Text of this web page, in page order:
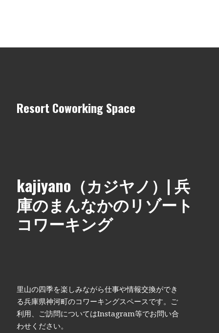
Resort Coworking Space
kajiyano（カジヤノ）| 兵
庫のまんなかのリゾート
コワーキング
里山の四季を楽しみながら仕事や情報交換ができ
る兵庫県神河町のコワーキングスペースです。ご
利用、ご訪問についてはInstagram等でお問い合
わせください。